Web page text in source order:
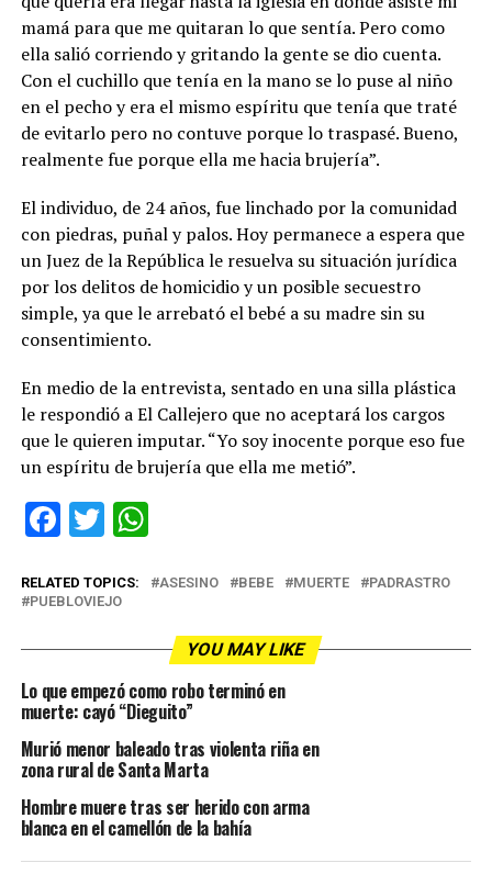
mamá para que me quitaran lo que sentía. Pero como
ella salió corriendo y gritando la gente se dio cuenta.
Con el cuchillo que tenía en la mano se lo puse al niño
en el pecho y era el mismo espíritu que tenía que traté
de evitarlo pero no contuve porque lo traspasé. Bueno,
realmente fue porque ella me hacia brujería”.
El individuo, de 24 años, fue linchado por la comunidad
con piedras, puñal y palos. Hoy permanece a espera que
un Juez de la República le resuelva su situación jurídica
por los delitos de homicidio y un posible secuestro
simple, ya que le arrebató el bebé a su madre sin su
consentimiento.
En medio de la entrevista, sentado en una silla plástica
le respondió a El Callejero que no aceptará los cargos
que le quieren imputar. “Yo soy inocente porque eso fue
un espíritu de brujería que ella me metió”.
Facebook
TwitterWhatsApp
RELATED TOPICS: ASESINO BEBE MUERTE
PADRASTRO
PUEBLOVIEJO
YOU MAY LIKE
Lo que empezó como robo terminó en
muerte: cayó “Dieguito”
Murió menor baleado tras violenta riña en
zona rural de Santa Marta
Hombre muere tras ser herido con arma
blanca en el camellón de la bahía